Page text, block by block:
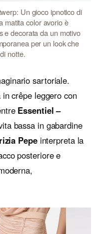
Un gioco ipnotico di
matita color avorio è
e decorata da un motivo
per un look che
notte.
sartoriale.
crêpe leggero con
Essentiel –
bassa in gabardine
Pepeinterpreta la
posteriore e